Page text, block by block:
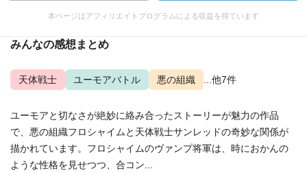
本ページはアフィリエイトプログラムによる収益を得ています
みんなの感想まとめ
天体戦士 ユーモアバトル 悪の組織 ...他7件
ユーモアと切なさが絶妙に絡み合ったストーリーが魅力の作品
で、悪の組織フロシャイムと天体戦士サンレッドの奇妙な関係が
描かれています。フロシャイムのヴァンプ将軍は、時におかんの
ような性格を見せつつ、合コン...